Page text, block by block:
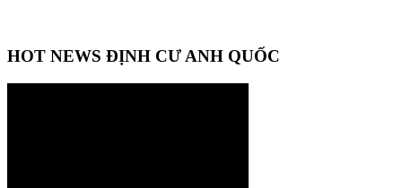
HOT NEWS ĐỊNH CƯ ANH QUỐC